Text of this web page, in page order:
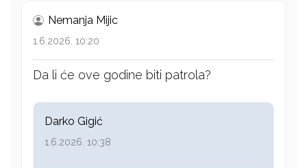
Nemanja Mijic
1.6.2026. 10:20
Da li će ove godine biti patrola?
Darko Gigić
1.6.2026. 10:38